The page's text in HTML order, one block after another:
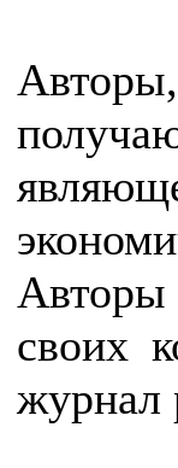
Авторы
своих
журнал